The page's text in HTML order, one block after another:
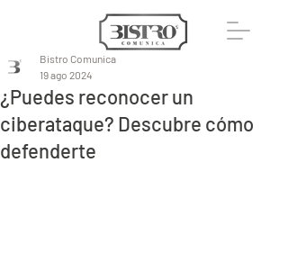
¿Puedes reconocer un
ciberataque? Descubre cómo
defenderte
Bistro Comunica
19 ago 2024